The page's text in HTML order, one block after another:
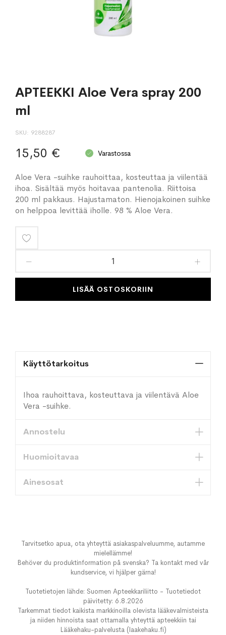
APTEEKKI Aloe Vera spray 200
ml
SKU 9288287
15,50 € Varastossa
Aloe Vera -suihke rauhoittaa, kosteuttaa ja viilentää
ihoa. Sisältää myös hoitavaa pantenolia. Riittoisa
200 ml pakkaus. Hajustamaton. Hienojakoinen suihke
on helppoa levittää iholle. 98 % Aloe Vera.
toivelistaan
LISÄÄ OSTOSKORIIN
Käyttötarkoitus
Ihoa rauhoittava, kosteuttava ja viilentävä Aloe
Vera -suihke.
Annostelu
Huomioitavaa
Ainesosat
Tarvitsetko apua, ota yhteyttä asiakaspalveluumme, autamme
mielellämme!
Behöver du produktinformation på svenska? Ta kontakt med vår
kundservice, vi hjälper gärna!
Tuotetietojen lähde: Suomen Apteekkariliitto - Tuotetiedot
päivitetty: 6.8.2026
Tarkemmat tiedot kaikista markkinoilla olevista lääkevalmisteista
ja niiden hinnoista saat ottamalla yhteyttä apteekkiin tai
Lääkehaku-palvelusta (laakehaku.fi)